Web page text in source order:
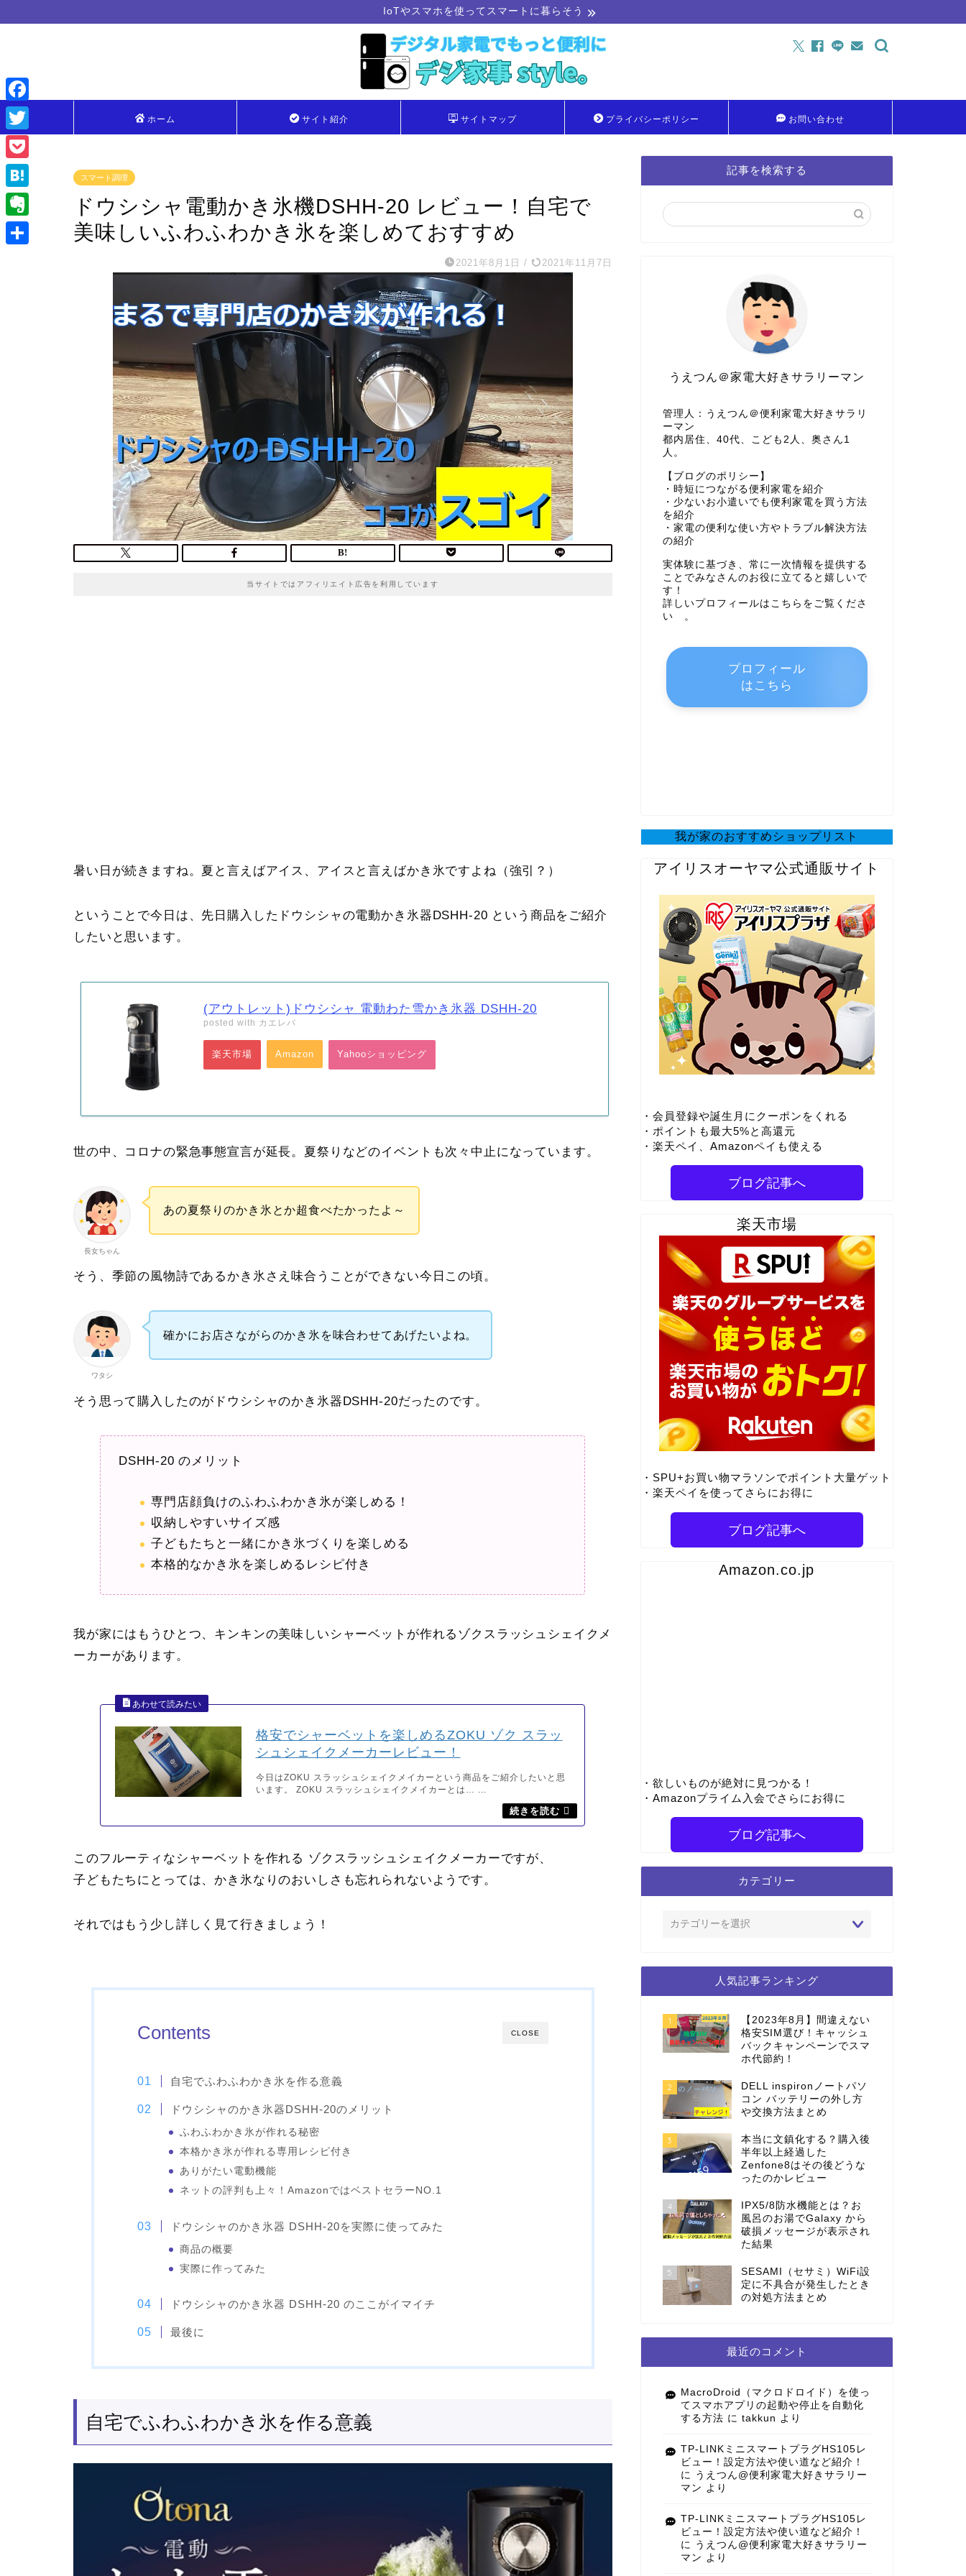
IoTやスマホを使ってスマートに暮らそう
ホーム サイト紹介 サイトマップ プライバシーポリシー お問い合わせ
スマート調理
ドウシシャ電動かき氷機DSHH-20 レビュー！自宅で
美味しいふわふわかき氷を楽しめておすすめ
2021年8月1日 / 2021年11月7日
当サイトではアフィリエイト広告を利用しています
暑い日が続きますね。夏と言えばアイス、アイスと言えばかき氷ですよね（強引？）
ということで今日は、先日購入したドウシシャの電動かき氷器DSHH-20 という商品をご紹介
したいと思います。
(アウトレット)ドウシシャ 電動わた雪かき氷器 DSHH-20
posted with カエレバ
楽天市場 Amazon Yahooショッピング
世の中、コロナの緊急事態宣言が延長。夏祭りなどのイベントも次々中止になっています。
長女ちゃん
あの夏祭りのかき氷とか超食べたかったよ～
そう、季節の風物詩であるかき氷さえ味合うことができない今日この頃。
ワタシ
確かにお店さながらのかき氷を味合わせてあげたいよね。
そう思って購入したのがドウシシャのかき氷器DSHH-20だったのです。
DSHH-20 のメリット
専門店顔負けのふわふわかき氷が楽しめる！
収納しやすいサイズ感
子どもたちと一緒にかき氷づくりを楽しめる
本格的なかき氷を楽しめるレシピ付き
我が家にはもうひとつ、キンキンの美味しいシャーベットが作れるゾクスラッシュシェイクメ
ーカーがあります。
格安でシャーベットを楽しめるZOKU ゾク スラッ
シュシェイクメーカーレビュー！
今日はZOKU スラッシュシェイクメイカーという商品をご紹介したいと思
います。 ZOKU スラッシュシェイクメイカーとは… ...
このフルーティなシャーベットを作れる ゾクスラッシュシェイクメーカーですが、
子どもたちにとっては、かき氷なりのおいしさも忘れられないようです。
それではもう少し詳しく見て行きましょう！
CLOSE
Contents
自宅でふわふわかき氷を作る意義
ドウシシャのかき氷器DSHH-20のメリット
ふわふわかき氷が作れる秘密
本格かき氷が作れる専用レシピ付き
ありがたい電動機能
ネットの評判も上々！AmazonではベストセラーNO.1
ドウシシャのかき氷器 DSHH-20を実際に使ってみた
商品の概要
実際に作ってみた
ドウシシャのかき氷器 DSHH-20 のここがイマイチ
最後に
自宅でふわふわかき氷を作る意義
記事を検索する
うえつん＠家電大好きサラリーマン
管理人：うえつん＠便利家電大好きサラリ
ーマン
都内居住、40代、こども2人、奥さん1
人。
【ブログのポリシー】
・時短につながる便利家電を紹介
・少ないお小遣いでも便利家電を買う方法
を紹介
・家電の便利な使い方やトラブル解決方法
の紹介
実体験に基づき、常に一次情報を提供する
ことでみなさんのお役に立てると嬉しいで
す！
詳しいプロフィールはこちらをご覧くださ
い 。
プロフィール
はこちら
我が家のおすすめショップリスト
アイリスオーヤマ公式通販サイト
・会員登録や誕生月にクーポンをくれる
・ポイントも最大5%と高還元
・楽天ペイ、Amazonペイも使える
ブログ記事へ
楽天市場
・SPU+お買い物マラソンでポイント大量ゲット
・楽天ペイを使ってさらにお得に
ブログ記事へ
Amazon.co.jp
・欲しいものが絶対に見つかる！
・Amazonプライム入会でさらにお得に
ブログ記事へ
カテゴリー
人気記事ランキング
1
【2023年8月】間違えない
格安SIM選び！キャッシュ
バックキャンペーンでスマ
ホ代節約！
2
DELL inspironノートパソ
コン バッテリーの外し方
や交換方法まとめ
3
本当に文鎮化する？購入後
半年以上経過した
Zenfone8はその後どうな
ったのかレビュー
4
IPX5/8防水機能とは？お
風呂のお湯でGalaxy から
破損メッセージが表示され
た結果
5
SESAMI（セサミ）WiFi設
定に不具合が発生したとき
の対処方法まとめ
最近のコメント
MacroDroid（マクロドロイド）を使っ
てスマホアプリの起動や停止を自動化
する方法 に takkun より
TP-LINKミニスマートプラグHS105レ
ビュー！設定方法や使い道など紹介！
に
うえつん@便利家電大好きサラリー
マン より
TP-LINKミニスマートプラグHS105レ
ビュー！設定方法や使い道など紹介！
に
うえつん@便利家電大好きサラリー
マン より
F
a
c
e
b
o
T
w
i
P
o
c
k
H
a
t
E